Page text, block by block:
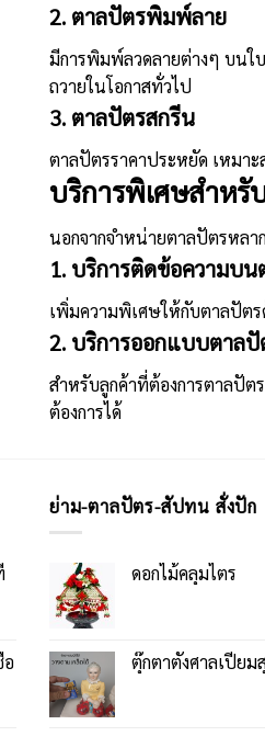
2. ตาลปัตรพิมพ์ลาย
มีการพิมพ์ลวดลายต่างๆ บนใ
ถวายในโอกาสทั่วไป
3. ตาลปัตรสกรีน
ตาลปัตรราคาประหยัด เหมาะ
บริการพิเศษสำหรั
นอกจากจำหน่ายตาลปัตรหล
1. บริการติดข้อความบ
เพิ่มความพิเศษให้กับตาลปัตร
2. บริการออกแบบตาลปั
สำหรับลูกค้าที่ต้องการตาลปั
ต้องการได้
ย่าม-ตาลปัตร-สัปทน สั่งปัก
ดอกไม้คลุมไตร
ตุ๊กตาตั้งศาลเปี่ยม